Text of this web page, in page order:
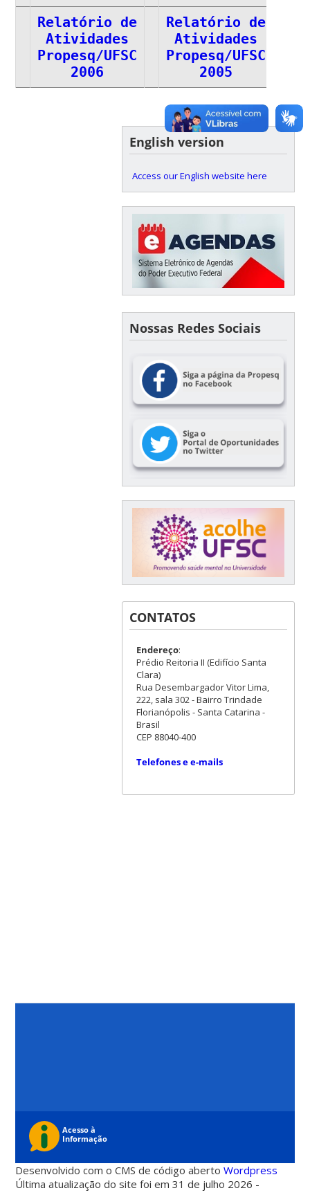
Relatório de
Atividades
Propesq/UFSC
2006
Relatório de
Atividades
Propesq/UFSC
2005
English version
Access our English website here
Nossas Redes Sociais
CONTATOS
Endereço:
Prédio Reitoria II (Edifício Santa
Clara)
Rua Desembargador Vitor Lima,
222, sala 302 - Bairro Trindade
Florianópolis - Santa Catarina -
Brasil
CEP 88040-400
Telefones e e-mails
Desenvolvido com o CMS de código abertoWordpress
Última atualização do site foi em 31 de julho 2026 -